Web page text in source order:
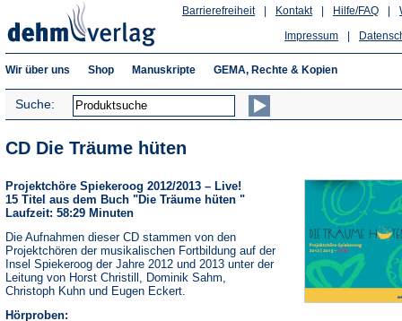
Hilfe/FAQ
Kontakt
Barrierefreiheit
Impressum
Wir über uns Shop Manuskripte GEMA, Rechte & Kopien
Suche:
CD Die Träume hüten
Projektchöre Spiekeroog 2012/2013 – Live!
15 Titel aus dem Buch "Die Träume hüten "
Laufzeit: 58:29 Minuten
Die Aufnahmen dieser CD stammen von den
Projektchören der musikalischen Fortbildung auf der
Insel Spiekeroog der Jahre 2012 und 2013 unter der
Leitung von Horst Christill, Dominik Sahm,
Christoph Kuhn und Eugen Eckert.
Hörproben: